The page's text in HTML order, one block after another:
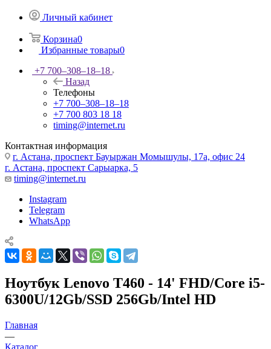
Личный кабинет
Корзина0
Избранные товары0
+7 700‒308‒18‒18
Назад
Телефоны
+7 700‒308‒18‒18
+7 700 803 18 18
timing@internet.ru
Контактная информация
г. Астана, проспект Бауыржан Момышулы, 17а, офис 24
г. Астана, проспект Сарыарка, 5
timing@internet.ru
Instagram
Telegram
WhatsApp
Ноутбук Lenovo T460 - 14' FHD/Core i5-
6300U/12Gb/SSD 256Gb/Intel HD
Главная
—
Каталог